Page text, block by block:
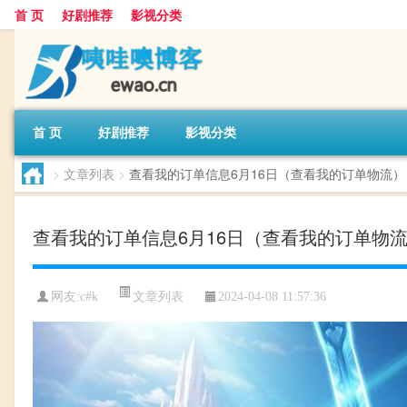
首 页 好剧推荐 影视分类
首 页 好剧推荐 影视分类
> 文章列表 > 查看我的订单信息6月16日（查看我的订单物流）
查看我的订单信息6月16日（查看我的订单物
网友:c#k 文章列表 2024-04-08 11:57:36